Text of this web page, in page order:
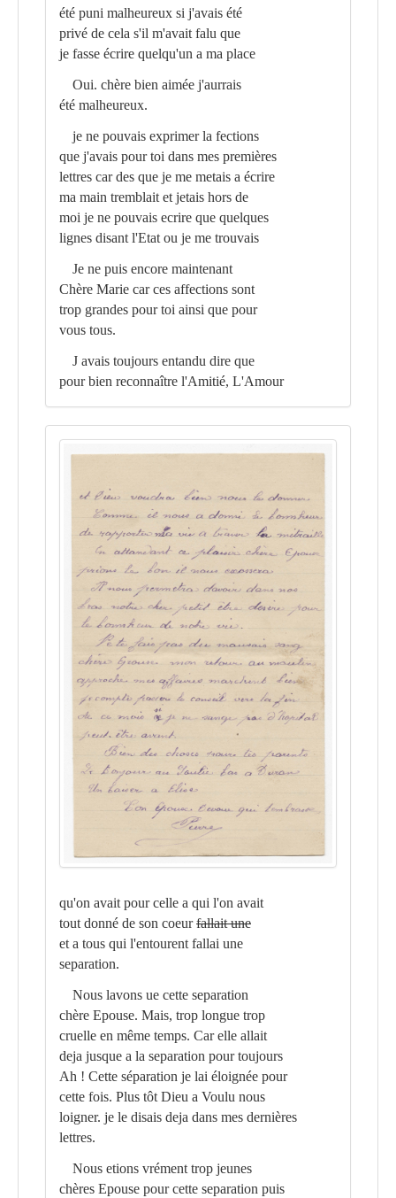
été puni malheureux si j'avais été
privé de cela s'il m'avait falu que
je fasse écrire quelqu'un a ma place
Oui. chère bien aimée j'aurrais
été malheureux.
je ne pouvais exprimer la fections
que j'avais pour toi dans mes premières
lettres car des que je me metais a écrire
ma main tremblait et jetais hors de
moi je ne pouvais ecrire que quelques
lignes disant l'Etat ou je me trouvais
Je ne puis encore maintenant
Chère Marie car ces affections sont
trop grandes pour toi ainsi que pour
vous tous.
J avais toujours entandu dire que
pour bien reconnaître l'Amitié, L'Amour
qu'on avait pour celle a qui l'on avait
tout donné de son coeurfallait une
et a tous qui l'entourent fallai une
separation.
Nous lavons ue cette separation
chère Epouse. Mais, trop longue trop
cruelle en même temps. Car elle allait
deja jusque a la separation pour toujours
Ah ! Cette séparation je lai éloignée pour
cette fois. Plus tôt Dieu a Voulu nous
loigner. je le disais deja dans mes dernières
lettres.
Nous etions vrément trop jeunes
chères Epouse pour cette separation puis